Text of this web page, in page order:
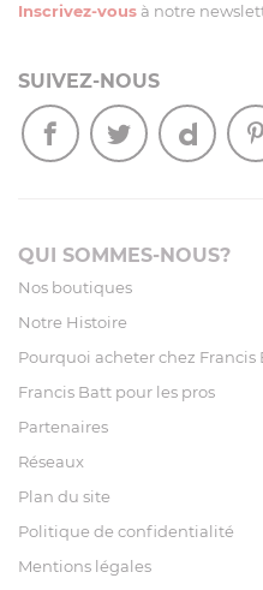
Inscrivez-vous à notre
SUIVEZ-NOUS
QUI SOMMES-NOUS?
Nos boutiques
Notre Histoire
Pourquoi acheter chez Francis
Francis Batt pour les pros
Partenaires
Réseaux
Plan du site
Politique de confidentialité
Mentions légales